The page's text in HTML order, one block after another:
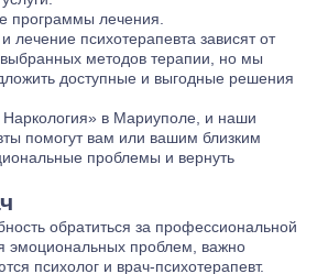
программы лечения.
лечение психотерапевта зависят от
методов терапии, но мы
доступные и выгодные решения
в Мариуполе, и наши
помогут вам или вашим близким
проблемы и вернуть
обратиться за профессиональной
проблем, важно
психолог и врач-психотерапевт.